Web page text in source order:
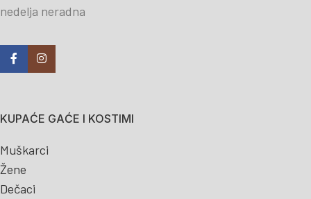
nedelja neradna
KUPAĆE GAĆE I KOSTIMI
Muškarci
Žene
Dečaci